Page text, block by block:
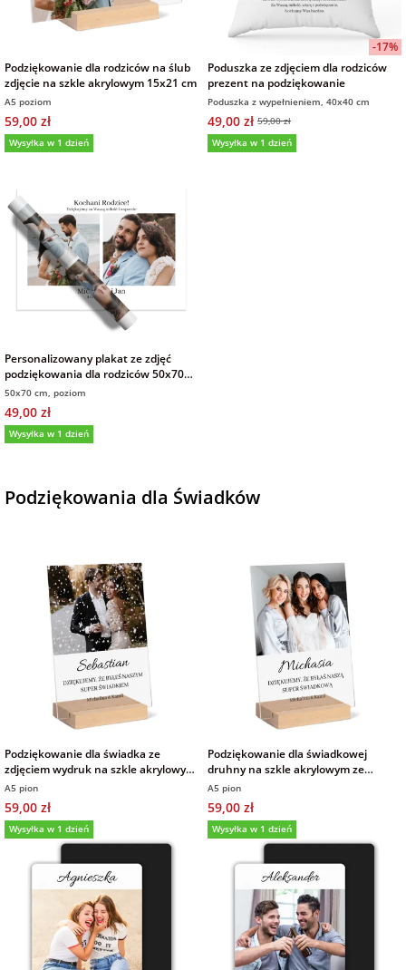
Podziękowanie dla rodziców na ślub
zdjęcie na szkle akrylowym 15x21 cm
A5 poziom
59,00 zł
Wysyłka w 1 dzień
-17%
Poduszka ze zdjęciem dla rodziców
prezent na podziękowanie
Poduszka z wypełnieniem, 40x40 cm
49,00 zł 59,00 zł
Wysyłka w 1 dzień
Personalizowany plakat ze zdjęć
podziękowania dla rodziców 50x70
cm
50x70 cm, poziom
49,00 zł
Wysyłka w 1 dzień
Podziękowania dla Świadków
Podziękowanie dla świadka ze
zdjęciem wydruk na szkle akrylowym
statuetka 15x21 cm
A5 pion
59,00 zł
Wysyłka w 1 dzień
Podziękowanie dla świadkowej
druhny na szkle akrylowym ze
zdjęciem 15x21 cm
A5 pion
59,00 zł
Wysyłka w 1 dzień